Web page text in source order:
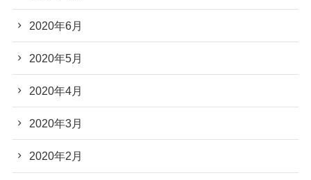
2020年6月
2020年5月
2020年4月
2020年3月
2020年2月